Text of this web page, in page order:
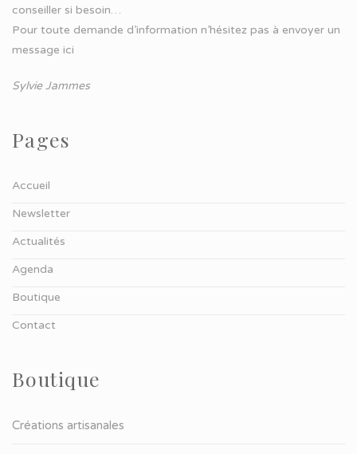
conseiller si besoin…
Pour toute demande d’information n’hésitez pas à envoyer un
message ici
Sylvie Jammes
Pages
Accueil
Newsletter
Actualités
Agenda
Boutique
Contact
Boutique
Créations artisanales